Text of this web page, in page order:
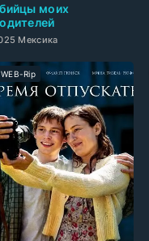
моих
Мексика
WEB-Rip